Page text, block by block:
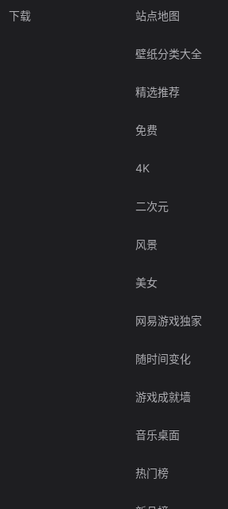
下载 站点地图
壁纸分类大全
精选推荐
免费
4K
二次元
风景
美女
网易游戏独家
随时间变化
游戏成就墙
音乐桌面
热门榜